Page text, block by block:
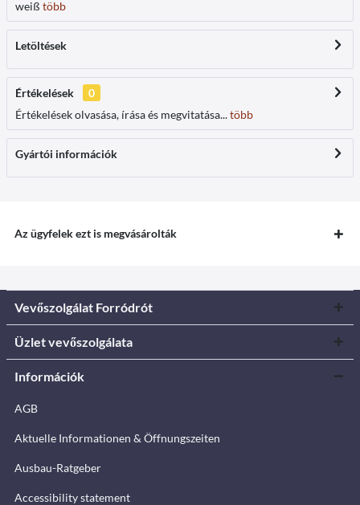
weiß több
Letöltések
Értékelések
0
Értékelések olvasása, írása és megvitatása...több
Gyártói információk
Az ügyfelek ezt is megvásárolták
Vevőszolgálat Forródrót
Üzlet vevőszolgálata
Információk
AGB
Aktuelle Informationen & Öffnungszeiten
Ausbau-Ratgeber
Accessibility statement